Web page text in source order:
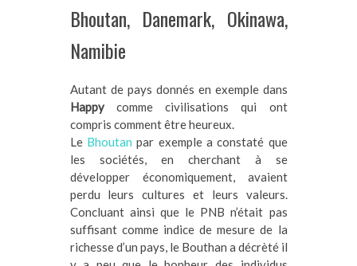
Bhoutan, Danemark, Okinawa,
Namibie
Autant de pays donnés en exemple dans
Happycomme civilisations qui ont
compris comment être heureux.
Le Bhoutan par exemple a constaté que
les sociétés, en cherchant à se
développer économiquement, avaient
perdu leurs cultures et leurs valeurs.
Concluant ainsi que le PNB n’était pas
suffisant comme indice de mesure de la
richesse d’un pays, le Bouthan a décrèté il